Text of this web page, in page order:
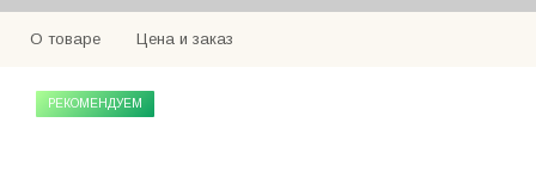
О товаре Цена и заказ
РЕКОМЕНДУЕМ